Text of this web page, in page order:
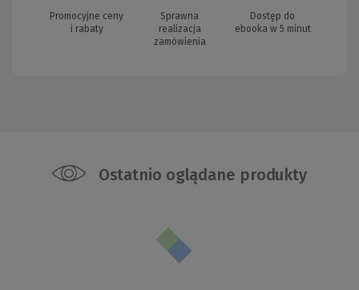
Promocyjne ceny
i rabaty
Sprawna
realizacja
zamówienia
Dostęp do
ebooka w 5 minut
Ostatnio oglądane produkty